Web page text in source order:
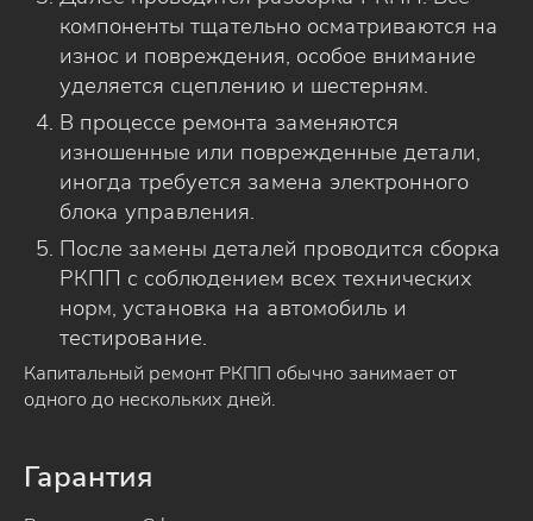
компоненты тщательно осматриваются на
износ и повреждения, особое внимание
уделяется сцеплению и шестерням.
В процессе ремонта заменяются
изношенные или поврежденные детали,
иногда требуется замена электронного
блока управления.
После замены деталей проводится сборка
РКПП с соблюдением всех технических
норм, установка на автомобиль и
тестирование.
Капитальный ремонт РКПП обычно занимает от
одного до нескольких дней.
Гарантия